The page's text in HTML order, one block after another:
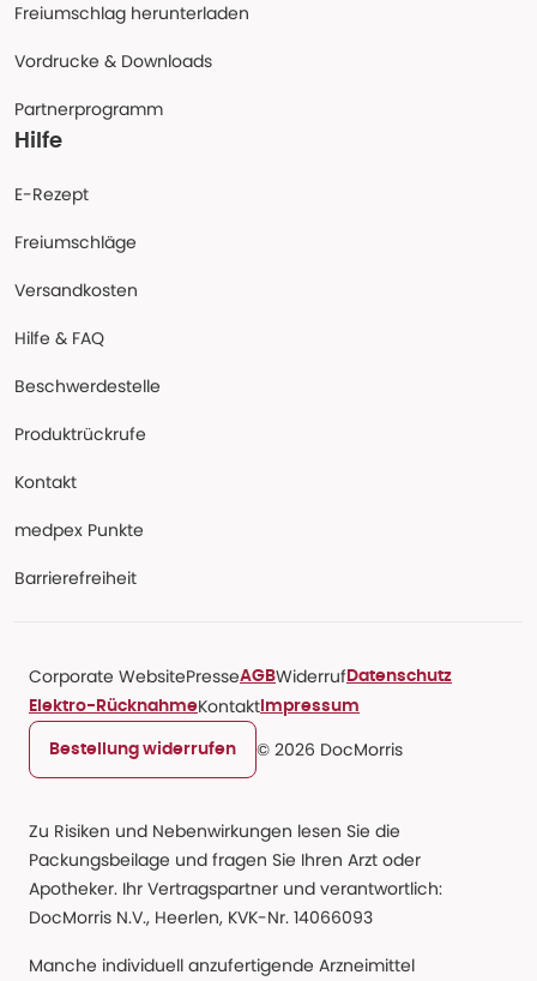
Freiumschlag herunterladen
Vordrucke & Downloads
Partnerprogramm
Hilfe
E-Rezept
Freiumschläge
Versandkosten
Hilfe & FAQ
Beschwerdestelle
Produktrückrufe
Kontakt
medpex Punkte
Barrierefreiheit
Corporate WebsitePresseAGBWiderruf Datenschutz
Elektro-RücknahmeKontakt Impressum
Bestellung widerrufen © 2026 DocMorris
Zu Risiken und Nebenwirkungen lesen Sie die
Packungsbeilage und fragen Sie Ihren Arzt oder
Apotheker. Ihr Vertragspartner und verantwortlich:
DocMorris N.V., Heerlen, KVK-Nr. 14066093
Manche individuell anzufertigende Arzneimittel